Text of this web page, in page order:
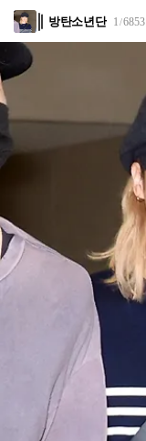
방탄소년단 1/6853